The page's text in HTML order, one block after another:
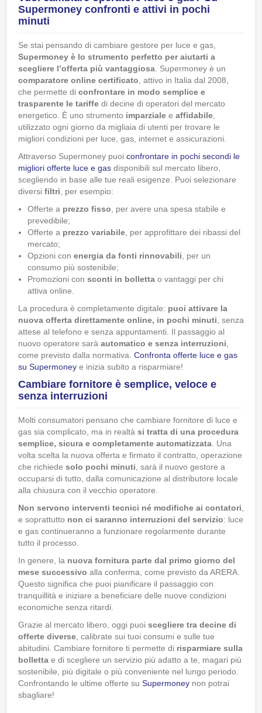
Supermoney confronti e attivi in pochi
minuti
Se stai pensando di cambiare gestore per luce e gas,
Supermoney è lo strumento perfetto per aiutarti a
scegliere l’offerta più vantaggiosa . Supermoney è un
comparatore online certificato , attivo in Italia dal 2008,
che permette di confrontare in modo semplice e
trasparente le tariffe di decine di operatori del mercato
energetico. È uno strumento imparziale e affidabile
utilizzato ogni giorno da migliaia di utenti per trovare le
migliori condizioni per luce, gas, internet e assicurazioni.
Attraverso Supermoney puoi confrontare in pochi secondi le
migliori offerte luce e gas disponibili sul mercato libero,
scegliendo in base alle tue reali esigenze. Puoi selezionare
diversi filtri , per esempio:
Offerte a prezzo fisso , per avere una spesa stabile e
prevedibile;
Offerte a prezzo variabile , per approfittare dei ribassi del
mercato;
Opzioni con energia da fonti rinnovabili , per un
consumo più sostenibile;
Promozioni con sconti in bolletta o vantaggi per chi
attiva online.
La procedura è completamente digitale: puoi attivare la
nuova offerta direttamente online, in pochi minuti , senza
attese al telefono e senza appuntamenti. Il passaggio al
nuovo operatore sarà automatico e senza interruzioni
come previsto dalla normativa. Confronta offerte luce e gas
su Supermoney e inizia subito a risparmiare!
Cambiare fornitore è semplice, veloce e
senza interruzioni
Molti consumatori pensano che cambiare fornitore di luce e
gas sia complicato, ma in realtà si tratta di una procedura
semplice, sicura e completamente automatizzata . Una
volta scelta la nuova offerta e firmato il contratto, operazione
che richiede solo pochi minuti , sarà il nuovo gestore a
occuparsi di tutto, dalla comunicazione al distributore locale
alla chiusura con il vecchio operatore.
Non servono interventi tecnici né modifiche ai contatori
e soprattutto non ci saranno interruzioni del servizio: luce
e gas continueranno a funzionare regolarmente durante
tutto il processo.
In genere, la nuova fornitura parte dal primo giorno del
mese successivo alla conferma, come previsto da ARERA.
Questo significa che puoi pianificare il passaggio con
tranquillità e iniziare a beneficiare delle nuove condizioni
economiche senza ritardi.
Grazie al mercato libero, oggi puoi scegliere tra decine di
offerte diverse , calibrate sui tuoi consumi e sulle tue
abitudini. Cambiare fornitore ti permette di risparmiare sulla
bolletta e di scegliere un servizio più adatto a te, magari più
sostenibile, più digitale o più conveniente nel lungo periodo.
Confrontando le ultime offerte su Supermoney non potrai
sbagliare!